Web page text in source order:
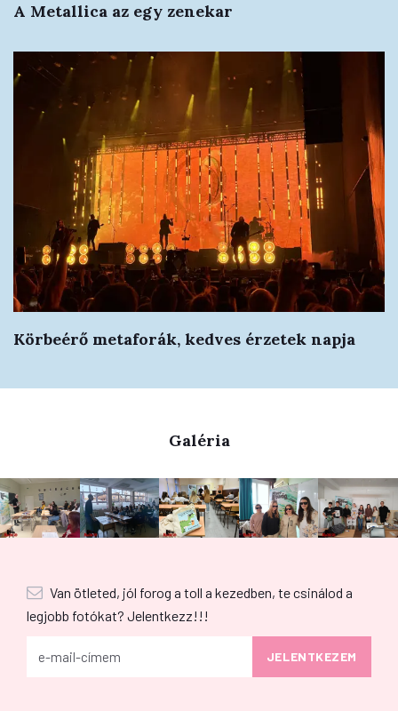
A Metallica az egy zenekar
Körbeérő metaforák, kedves érzetek napja
Galéria
Van ötleted, jól forog a toll a kezedben, te csinálod a
legjobb fotókat? Jelentkezz!!!